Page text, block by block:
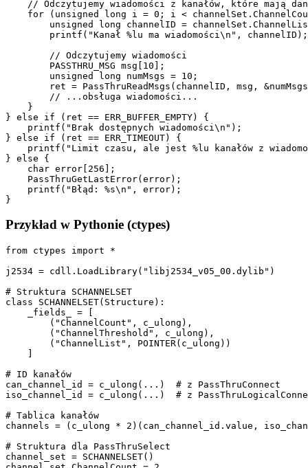
// Odczytujemy wiadomości z kanałów, które mają
for (unsigned long i = 0; i <
unsigned long channelID =
        printf("Kanał %lu ma wiadomości\n", channelID);
        // Odczytujemy wiadomości
        PASSTHRU_MSG msg[10];
        unsigned long numMsgs = 10;
ret = PassThruReadMsgs(channelID, msg,
        // ...obsługa wiadomości...
    }
} else if (ret == ERR_BUFFER_EMPTY) {
    printf("Brak dostępnych wiadomości\n");
} else if (ret == ERR_TIMEOUT) {
printf("Limit czasu, ale jest %lu kanałów z
} else {
    char error[256];
    PassThruGetLastError(error);
    printf("Błąd: %s\n", error);
}
Przykład w Pythonie (ctypes)
from ctypes import *
j2534 = cdll.LoadLibrary("libj2534_v05_00.dylib")
# Struktura SCHANNELSET
class SCHANNELSET(Structure):
    _fields_ = [
        ("ChannelCount", c_ulong),
        ("ChannelThreshold", c_ulong),
        ("ChannelList", POINTER(c_ulong))
# ID kanałów
can_channel_id = c_ulong(...)  # z PassThruConnect
iso_channel_id = c_ulong(...)  # z
# Tablica kanałów
channels = (c_ulong * 2)(can_channel_id.value,
# Struktura dla PassThruSelect
channel_set = SCHANNELSET()